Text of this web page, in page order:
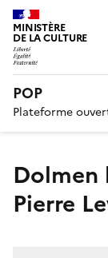
MINISTÈRE
DE LA CULTURE
POP
Plateforme
Dolmen la
Pierre